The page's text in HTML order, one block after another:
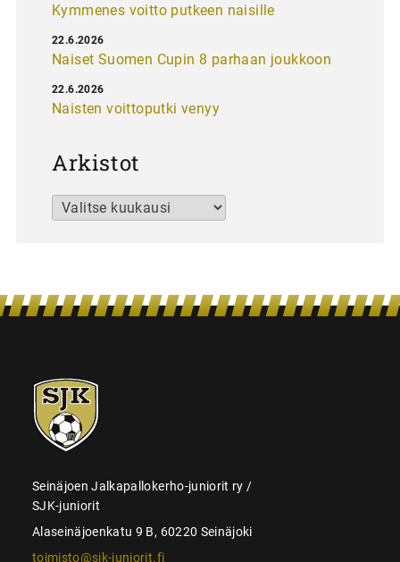
Kymmenes voitto putkeen naisille
Naiset Suomen Cupin 8 parhaan joukkoon
22.6.2026
Naisten voittoputki venyy
22.6.2026
Arkistot
Arkistot
SJK-
juniorit
Seinäjoen Jalkapallokerho-juniorit ry /
SJK-juniorit
Alaseinäjoenkatu 9 B, 60220 Seinäjoki
toimisto@sjk-juniorit.fi